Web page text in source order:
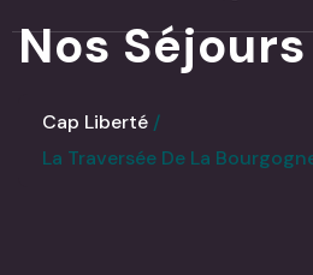
Nos Séjours
Cap Liberté
La Traversée De La